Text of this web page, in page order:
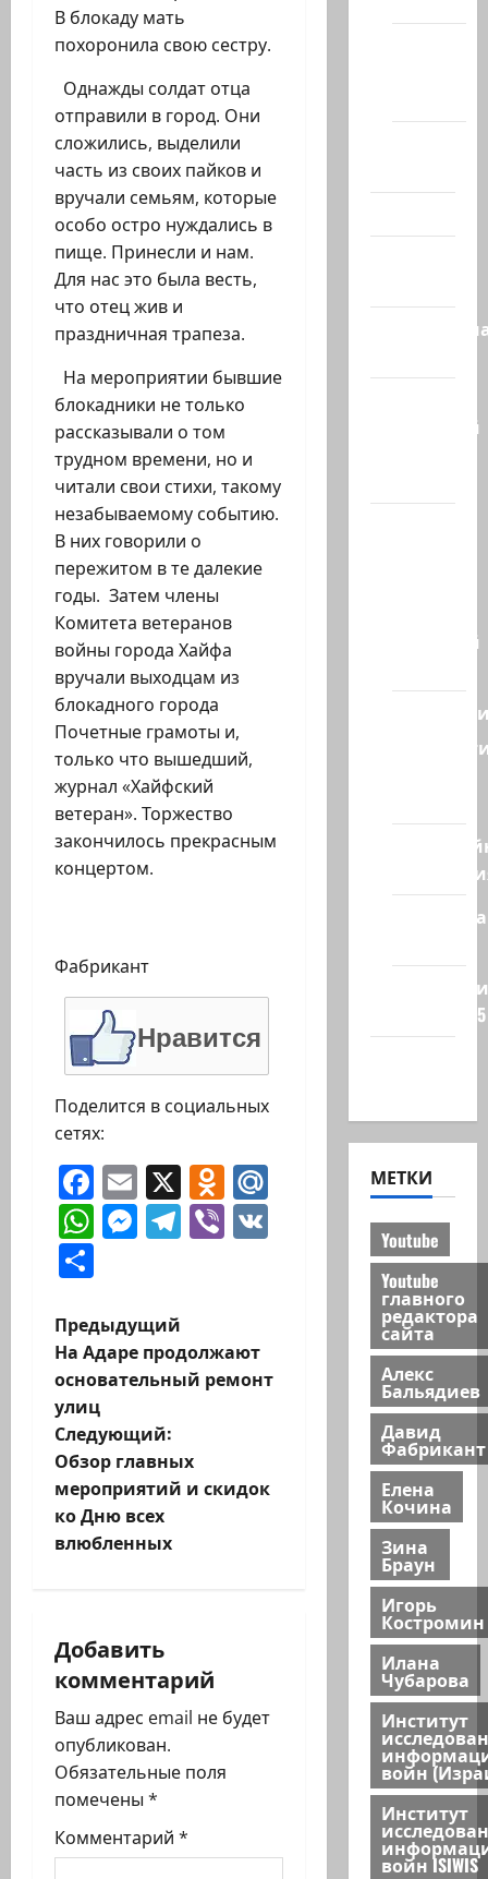
В блокаду мать
похоронила свою сестру.
Однажды солдат отца
отправили в город. Они
сложились, выделили
часть из своих пайков и
вручали семьям, которые
особо остро нуждались в
пище. Принесли и нам.
Для нас это была весть,
что отец жив и
праздничная трапеза.
На мероприятии бывшие
блокадники не только
рассказывали о том
трудном времени, но и
читали свои стихи, такому
незабываемому событию.
В них говорили о
пережитом в те далекие
годы. Затем члены
Комитета ветеранов
войны города Хайфа
вручали выходцам из
блокадного города
Почетные грамоты и,
только что вышедший,
журнал «Хайфский
ветеран». Торжество
закончилось прекрасным
концертом.
Фабрикант
Нравится
Поделится в социальных
сетях:
Facebook
Email
X Odnoklassniki
Mail.Ru
WhatsApp
Messenger
Telegram
Viber
Н
а
в
и
г
а
и
я
з
а
п
Предыдущий
На Адаре продолжают
основательный ремонт
улиц
Следующий:
Обзор главных
мероприятий и скидок
ко Дню всех
влюбленных
Добавить
комментарий
Ваш адрес email не будет
опубликован.
Обязательные поля
помечены *
Комментарий *
Котлярский
Ближний
Полемика
сайта 2025
МЕТКИ
Youtube
Youtube
главного
редактора
сайта
Алекс
Бальядиев
Давид
Фабрикант
Елена
Кочина
Зина
Браун
Игорь
Костромин
Илана
Чубарова
Институт
войн
Институт
войн ISIWIS